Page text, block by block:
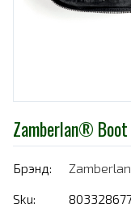
Zamberlan®
Брэнд:
Zamberlan
Sku: